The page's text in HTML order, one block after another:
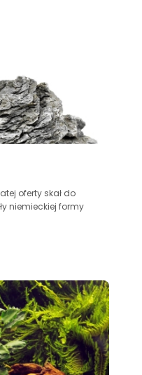
oferty skał do
niemieckiej formy